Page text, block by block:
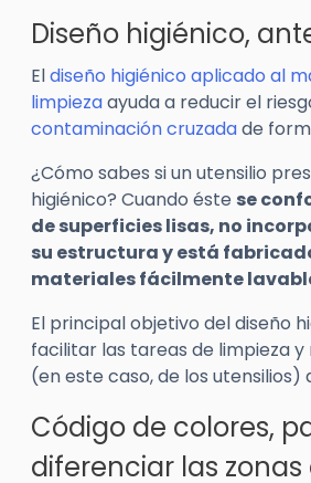
Diseño higiénico,
Eldiseño higiénico aplicado al
limpiezaayuda a reducir el
contaminación cruzadade
¿Cómo sabes si un utensilio
higiénico? Cuando éste se
de superficies lisas, no
su estructura y está
materiales fácilmente
El principal objetivo del diseño
facilitar las tareas de limpieza
(en este caso, de los utensilios)
Código de colores,
diferenciar las zonas